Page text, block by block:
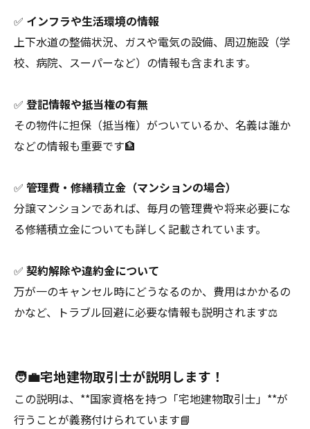
✅ インフラや生活環境の情報
上下水道の整備状況、ガスや電気の設備、周辺施設（学
校、病院、スーパーなど）の情報も含まれます。
✅ 登記情報や抵当権の有無
その物件に担保（抵当権）がついているか、名義は誰か
などの情報も重要です🏦
✅ 管理費・修繕積立金（マンションの場合）
分譲マンションであれば、毎月の管理費や将来必要にな
る修繕積立金についても詳しく記載されています。
✅ 契約解除や違約金について
万が一のキャンセル時にどうなるのか、費用はかかるの
かなど、トラブル回避に必要な情報も説明されます⚖️
🧑‍💼宅地建物取引士が説明します！
この説明は、**国家資格を持つ「宅地建物取引士」**が
行うことが義務付けられています📘